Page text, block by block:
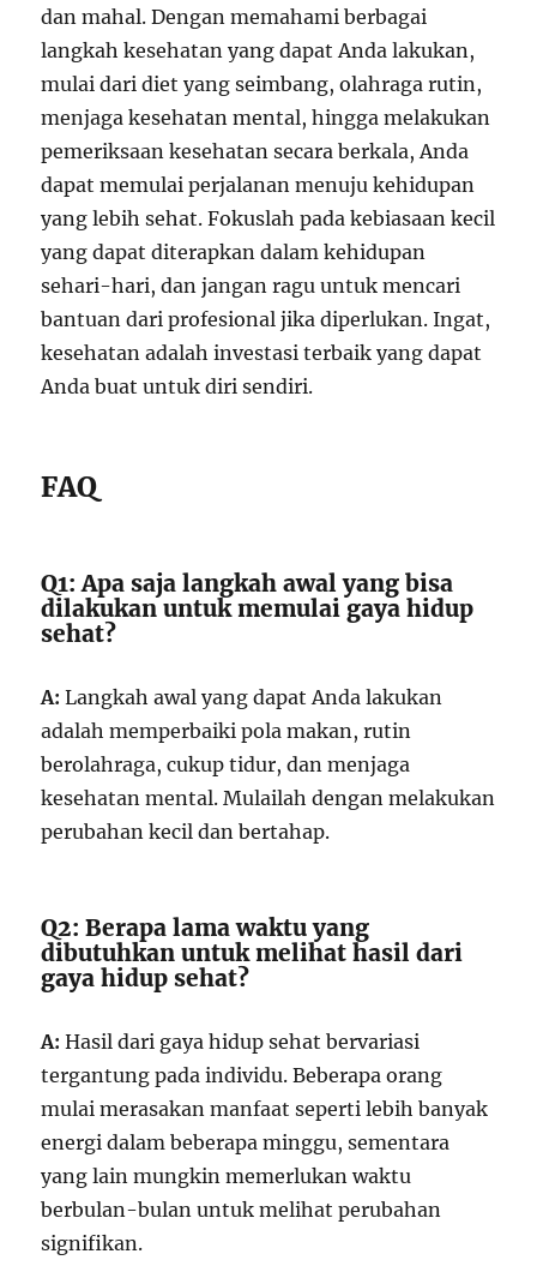
dan mahal. Dengan memahami berbagai
langkah kesehatan yang dapat Anda lakukan,
mulai dari diet yang seimbang, olahraga rutin,
menjaga kesehatan mental, hingga melakukan
pemeriksaan kesehatan secara berkala, Anda
dapat memulai perjalanan menuju kehidupan
yang lebih sehat. Fokuslah pada kebiasaan kecil
yang dapat diterapkan dalam kehidupan
sehari-hari, dan jangan ragu untuk mencari
bantuan dari profesional jika diperlukan. Ingat,
kesehatan adalah investasi terbaik yang dapat
Anda buat untuk diri sendiri.
FAQ
Q1: Apa saja langkah awal yang bisa
dilakukan untuk memulai gaya hidup
sehat?
A: Langkah awal yang dapat Anda lakukan
adalah memperbaiki pola makan, rutin
berolahraga, cukup tidur, dan menjaga
kesehatan mental. Mulailah dengan melakukan
perubahan kecil dan bertahap.
Q2: Berapa lama waktu yang
dibutuhkan untuk melihat hasil dari
gaya hidup sehat?
A: Hasil dari gaya hidup sehat bervariasi
tergantung pada individu. Beberapa orang
mulai merasakan manfaat seperti lebih banyak
energi dalam beberapa minggu, sementara
yang lain mungkin memerlukan waktu
berbulan-bulan untuk melihat perubahan
signifikan.